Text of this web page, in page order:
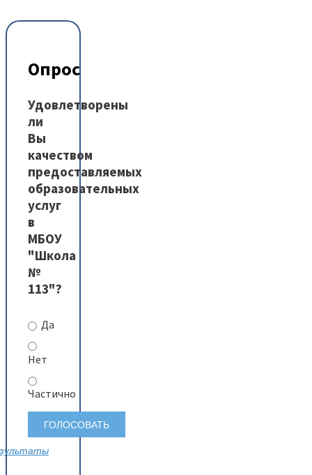
Опрос
Удовлетворены
ли
Вы
качеством
предоставляемых
образовательных
услуг
в
МБОУ
"Школа
№
113"?
Да
Нет
Частично